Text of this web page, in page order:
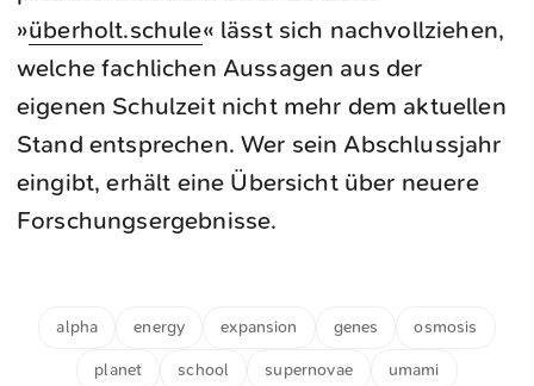
»überholt.schule« lässt sich nachvollziehen,
welche fachlichen Aussagen aus der
eigenen Schulzeit nicht mehr dem aktuellen
Stand entsprechen. Wer sein Abschlussjahr
eingibt, erhält eine Übersicht über neuere
Forschungsergebnisse.
alpha energy expansion genes osmosis
planet school supernovae umami